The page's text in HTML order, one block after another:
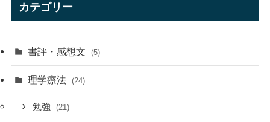
カテゴリー
書評・感想文 (5)
理学療法 (24)
勉強 (21)